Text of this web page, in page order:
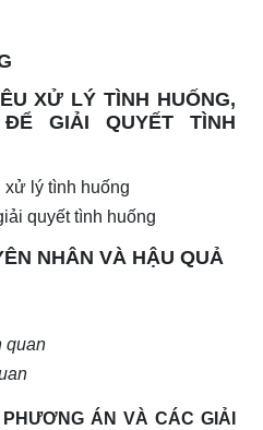
XỬ LÝ TÌNH HUỐNG,
GIẢI QUYẾT TÌNH
xử lý tình huống
quyết tình huống
NHÂN VÀ HẬU QUẢ
quan
ÁN VÀ CÁC GIẢI